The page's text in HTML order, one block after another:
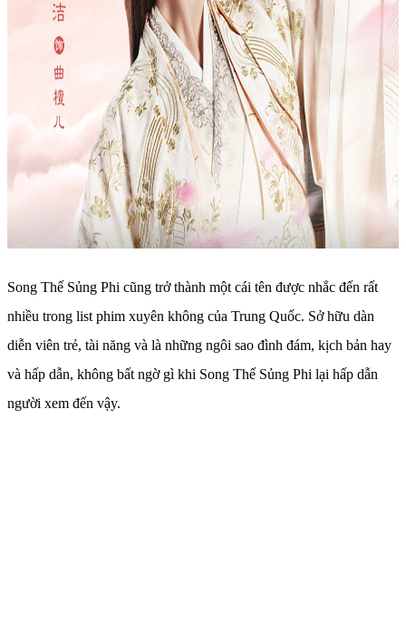
Song Thế Sủng Phi cũng trở thành một cái tên được nhắc đến rất
nhiều trong list phim xuyên không của Trung Quốc. Sở hữu dàn
diễn viên trẻ, tài năng và là những ngôi sao đình đám, kịch bản hay
và hấp dẫn, không bất ngờ gì khi Song Thế Sủng Phi lại hấp dẫn
người xem đến vậy.